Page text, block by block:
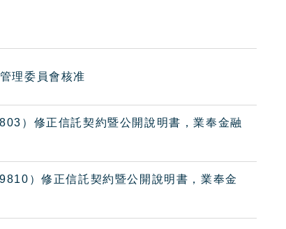
理委員會核准
）修正信託契約暨公開說明書，業奉金融
）修正信託契約暨公開說明書，業奉金